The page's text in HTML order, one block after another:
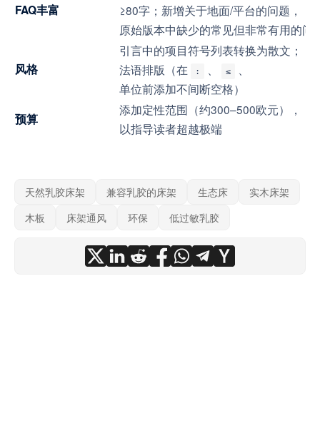
FAQ丰富
≥80字；新增关于地面/平台的问题，
原始版本中缺少的常见但非常有用的问
风格
引言中的项目符号列表转换为散文；
法语排版（在
: ≤
单位前添加不间断空格）
预算
添加定性范围（约300–500欧元），
以指导读者超越极端
天然乳胶床架 兼容乳胶的床架 生态床
实木床架
木板
床架通风 环保 低过敏乳胶